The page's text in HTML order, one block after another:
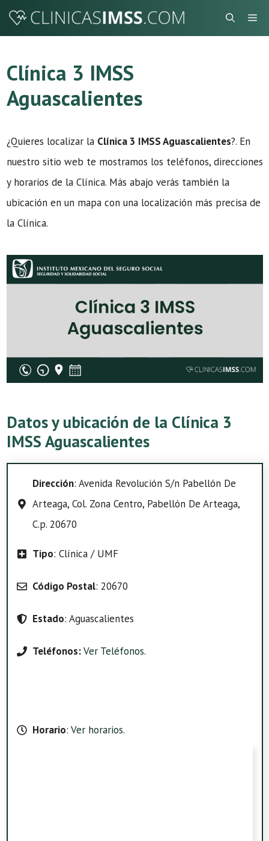
Saltar
Clínica 3 IMSS
Aguascalientes
¿Quieres localizar la Clínica 3 IMSS Aguascalientes?. En
nuestro sitio web te mostramos los teléfonos, direcciones
y horarios de la Clínica. Más abajo verás también la
ubicación en un mapa con una localización más precisa de
la Clínica.
Datos y ubicación de la Clínica 3
IMSS Aguascalientes
Dirección: Avenida Revolución S/n Pabellón De
Arteaga, Col. Zona Centro, Pabellón De Arteaga,
C.p. 20670
Tipo: Clínica / UMF
Código Postal: 20670
Estado: Aguascalientes
Teléfonos:Ver Teléfonos.
Horario: Ver horarios.